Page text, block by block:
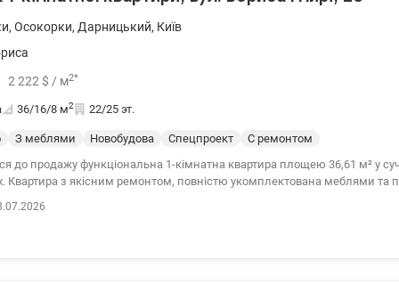
, Осокорки, Дарницький, Київ
2 222 $ / м2*
36/16/8 м2 22/25 эт.
З меблями Новобудова Спецпроект
С ремонтом
до продажу функціональна 1-кімнатна квартира площею 36,61 м² у
Квартира з якісним ремонтом, повністю укомплектована меблями та